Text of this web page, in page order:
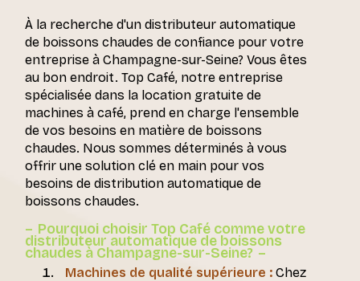
À la recherche d'un distributeur automatique
de boissons chaudes de confiance pour votre
entreprise à Champagne-sur-Seine? Vous êtes
au bon endroit. Top Café, notre entreprise
spécialisée dans la location gratuite de
machines à café, prend en charge l'ensemble
de vos besoins en matière de boissons
chaudes. Nous sommes déterminés à vous
offrir une solution clé en main pour vos
besoins de distribution automatique de
boissons chaudes.
Pourquoi choisir Top Café comme votre
distributeur automatique de boissons
chaudes à Champagne-sur-Seine?
Machines de qualité supérieure : Chez